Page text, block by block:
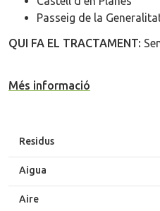
Passeig de la
QUI FA EL TRACTAMENT:
Més informació
Residus
Aigua
Aire